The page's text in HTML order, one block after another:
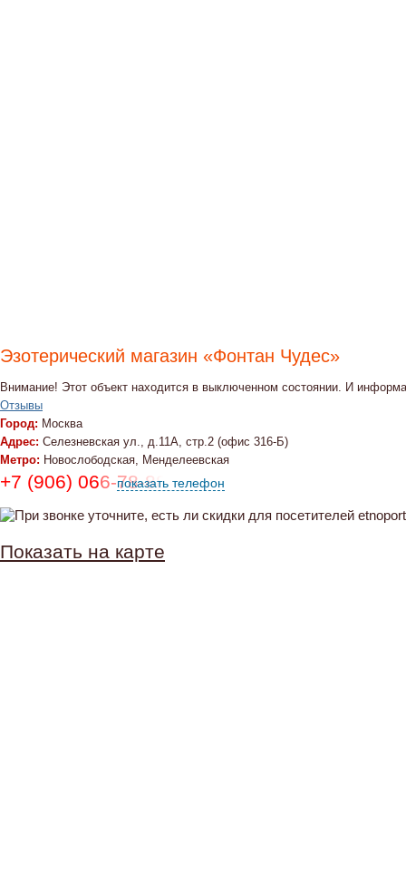
Эзотерический магазин «Фонтан Чудес»
Внимание! Этот объект находится в выключенном состоянии. И
Отзывы
Город: Москва
Адрес: Селезневская ул., д.11А, стр.2 (офис 316-Б)
Метро: Новослободская, Менделеевская
+7 (906) 066-78-88показать телефон
Показать на карте